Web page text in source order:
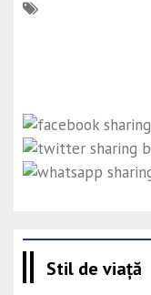
Stil de viață